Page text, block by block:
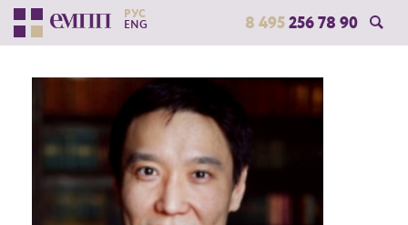
РУС
ENG
8 495 256 78 90